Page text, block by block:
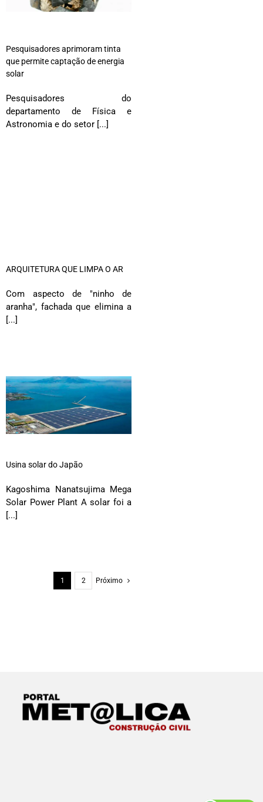
Pesquisadores aprimoram tinta
que permite captação de energia
solar
Pesquisadores do
departamento de Física e
Astronomia e do setor [...]
ARQUITETURA QUE LIMPA O AR
Com aspecto de "ninho de
aranha", fachada que elimina a
[...]
Usina solar do Japão
Kagoshima Nanatsujima Mega
Solar Power Plant A solar foi a
[...]
1 2 Próximo